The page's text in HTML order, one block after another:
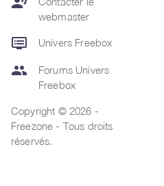
webmaster
dvr Univers Freebox
group
Forums Univers
Freebox
Copyright © 2026 -
Freezone - Tous droits
réservés.